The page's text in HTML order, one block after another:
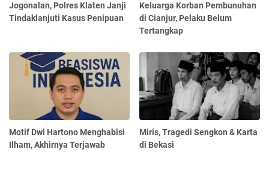
Jogonalan, Polres Klaten Janji
Tindaklanjuti Kasus Penipuan
Keluarga Korban Pembunuhan
di Cianjur, Pelaku Belum
Tertangkap
Motif Dwi Hartono Menghabisi
Ilham, Akhirnya Terjawab
Miris, Tragedi Sengkon & Karta
di Bekasi